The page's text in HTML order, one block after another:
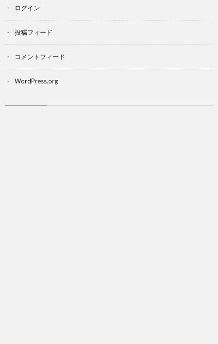
ログイン
投稿フィード
コメントフィード
WordPress.org